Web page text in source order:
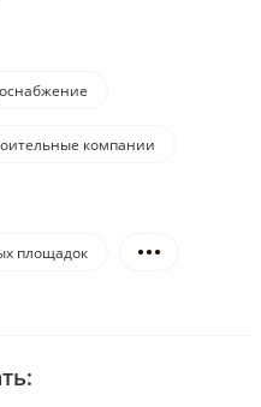
компании
площадок